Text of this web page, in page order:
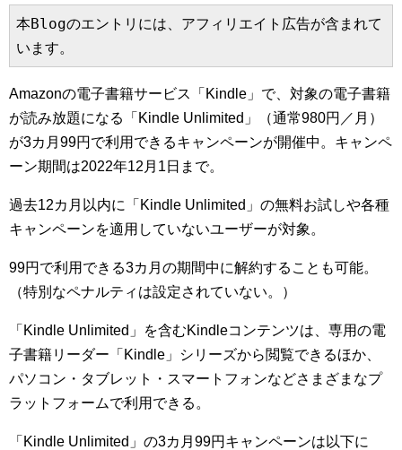
本Blogのエントリには、アフィリエイト広告が含まれて
います。
Amazonの電子書籍サービス「Kindle」で、対象の電子書籍
が読み放題になる「Kindle Unlimited」（通常980円／月）
が3カ月99円で利用できるキャンペーンが開催中。キャンペ
ーン期間は2022年12月1日まで。
過去12カ月以内に「Kindle Unlimited」の無料お試しや各種
キャンペーンを適用していないユーザーが対象。
99円で利用できる3カ月の期間中に解約することも可能。
（特別なペナルティは設定されていない。）
「Kindle Unlimited」を含むKindleコンテンツは、専用の電
子書籍リーダー「Kindle」シリーズから閲覧できるほか、
パソコン・タブレット・スマートフォンなどさまざまなプ
ラットフォームで利用できる。
「Kindle Unlimited」の3カ月99円キャンペーンは以下に